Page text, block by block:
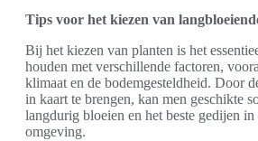
Tips voor het kiezen van
Bij het kiezen van planten is het
houden met verschillende factoren,
klimaat en de bodemgesteldheid. Door
in kaart te brengen, kan men geschikte
langdurig bloeien en het beste gedijen in
omgeving.